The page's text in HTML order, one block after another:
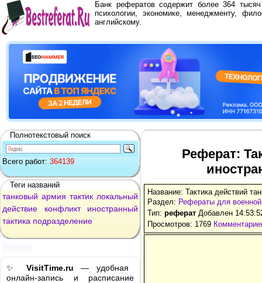
Банк рефератов содержит более 364
психологии, экономике, менеджменту,
английскому.
Полнотекстовый поиск
Всего работ: 364139
Теги названий
танковый армия тактик локальный
действие
конфликт
иностранный
тактика подразделение
✨ VisitTime.ru — удобная
онлайн-запись и расписание
Реферат:
Название: Тактика действий
Раздел: Рефераты для
Тип: реферат Добавлен
Просмотров: 1769